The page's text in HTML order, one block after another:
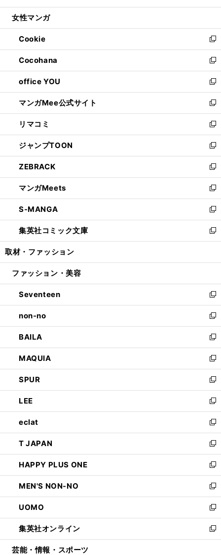
開
ウ
開
く
ン
ウ
で
開
く
ウ
ン
ド
ウ
で
開
く
し
ウ
ィ
ン
ド
ウ
で
開
く
女性マンガ
Cookie
新
し
い
ウ
ィ
ン
ド
ウ
で
開
く
Cocohana
新
し
い
ウ
ィ
ン
ド
ウ
で
開
く
office YOU
新
し
い
ウ
ィ
ン
ド
ウ
で
開
く
マンガMee公式サイト
新
し
い
ウ
ィ
ン
ド
ウ
で
開
く
リマコミ
新
し
い
ウ
ィ
ン
ド
ウ
で
開
く
ジャンプTOON
新
し
い
ウ
ィ
ン
ド
ウ
で
開
ZEBRACK
新
し
い
ウ
ィ
ン
ド
ウ
開
マンガMeets
新
し
い
ウ
ィ
ン
ウ
開
く
S-MANGA
新
し
い
ウ
ン
ウ
で
開
く
集英社コミック文庫
新
し
ウ
ン
ド
ウ
で
開
く
取材・ファッション
ファッション・美容
Seventeen
新
し
い
ウ
ィ
ン
ド
ウ
で
開
く
non-no
新
し
い
ウ
ィ
ン
ド
ウ
で
開
く
BAILA
新
し
い
ウ
ィ
ン
ド
ウ
で
開
く
MAQUIA
新
し
い
ウ
ィ
ン
ド
ウ
で
開
く
SPUR
新
し
い
ウ
ィ
ン
ド
ウ
で
開
く
LEE
新
し
い
ウ
ィ
ン
ド
ウ
で
開
く
eclat
新
し
い
ウ
ィ
ン
ド
ウ
で
開
く
T JAPAN
新
し
い
ウ
ィ
ン
ド
ウ
で
開
HAPPY PLUS ONE
新
し
い
ウ
ィ
ン
ド
ウ
MEN'S NON-NO
新
し
い
ウ
ィ
ン
UOMO
新
し
い
ウ
集英社オンライン
新
し
芸能・情報・スポーツ